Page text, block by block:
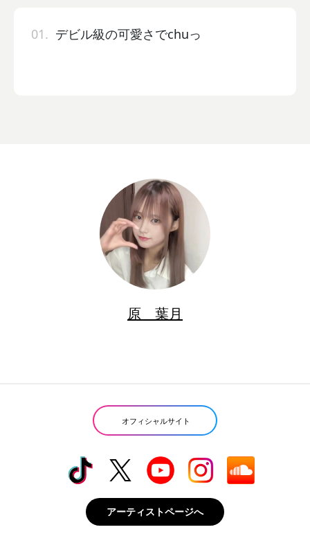
01. デビル級の可愛さでchuっ
原 葉月
オフィシャルサイト
アーティストページへ